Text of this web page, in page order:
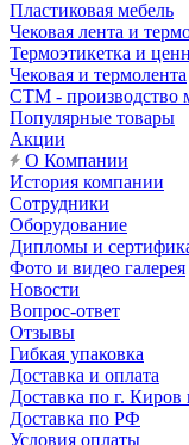
Пластиковая мебель
Чековая лента и
Термоэтикетка и
Чековая и термолента
СТМ - производство
Популярные товары
Акции
О Компании
История компании
Сотрудники
Оборудование
Дипломы и
Фото и видео галерея
Новости
Вопрос-ответ
Отзывы
Гибкая упаковка
Доставка и оплата
Доставка по г.
Доставка по РФ
Условия оплаты